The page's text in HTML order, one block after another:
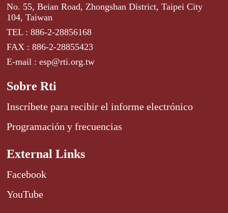
No. 55, Beian Road, Zhongshan District, Taipei City
104, Taiwan
TEL : 886-2-28856168
FAX : 886-2-28855423
E-mail : esp@rti.org.tw
Sobre Rti
Inscríbete para recibir el informe electrónico
Programación y frecuencias
External Links
Facebook
YouTube